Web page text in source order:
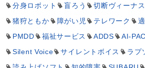
分身ロボット
盲ろう 切断ヴィーナス
猪狩ともか
障がい児 テレワーク
PMDD
福祉サービス ADDS AI-PAC
Silent Voice
サイレントボイス
ラプ